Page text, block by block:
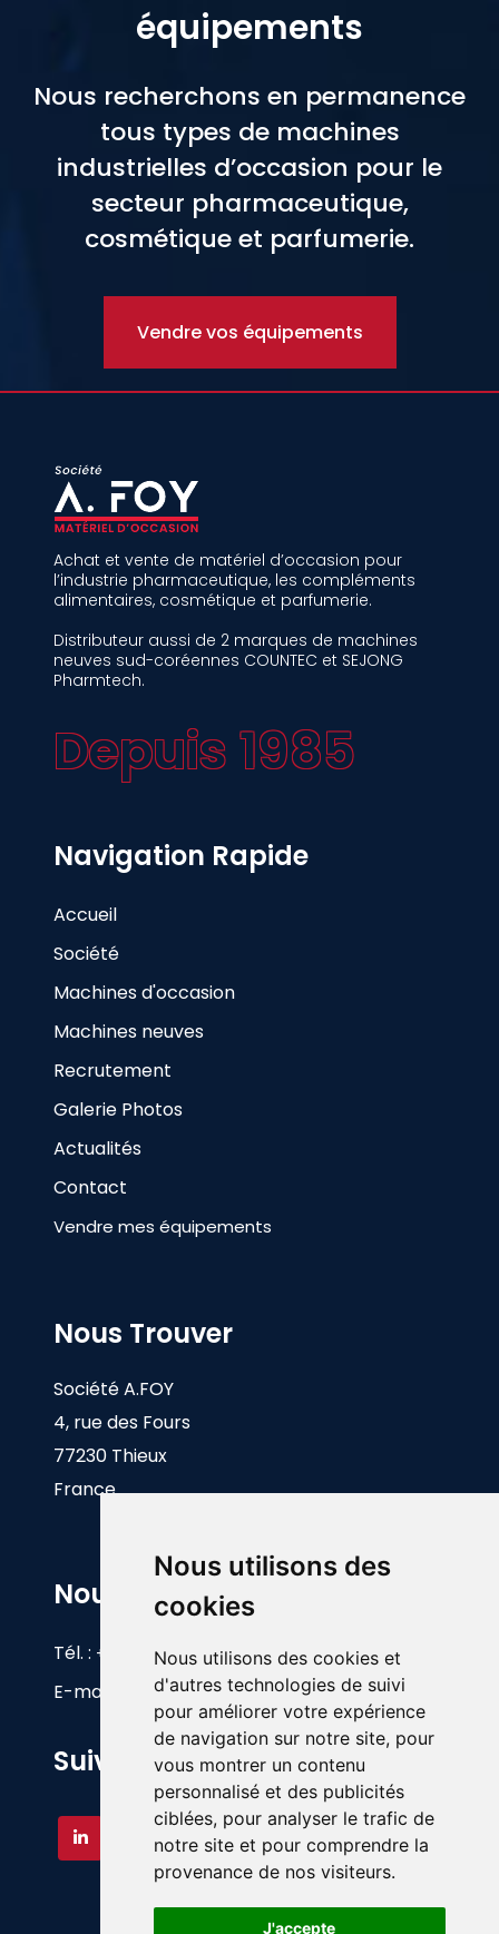
Nous utilisons des
cookies
Nous utilisons des cookies et
d'autres technologies de suivi
pour améliorer votre expérience
de navigation sur notre site, pour
vous montrer un contenu
personnalisé et des publicités
ciblées, pour analyser le trafic de
notre site et pour comprendre la
provenance de nos visiteurs.
J'accepte
équipements
Nous recherchons en permanence
tous types de machines
industrielles d’occasion pour le
secteur pharmaceutique,
cosmétique et parfumerie.
Vendre vos équipements
Achat et vente de matériel d’occasion pour
l’industrie pharmaceutique, les compléments
alimentaires, cosmétique et parfumerie.
Distributeur aussi de 2 marques de machines
neuves sud-coréennes COUNTEC et SEJONG
Pharmtech.
Depuis 1985
Navigation Rapide
Accueil
Société
Machines d'occasion
Machines neuves
Recrutement
Galerie Photos
Actualités
Contact
Vendre mes équipements
Nous Trouver
Société A.FOY
4, rue des Fours
77230 Thieux
France
Nous Contacter
Tél. : +33(0)1 60 26 83 17
E-mail : info@foy.fr
Suivez-nous